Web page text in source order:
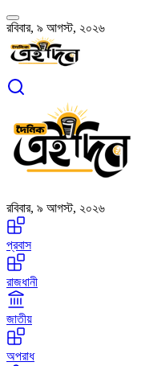
রবিবার, ৯ আগস্ট, ২০২৬
রবিবার, ৯ আগস্ট, ২০২৬
প্রবাস
রাজধানী
জাতীয়
অপরাধ